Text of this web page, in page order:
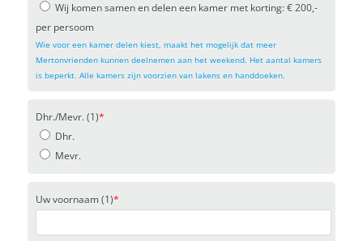
Wij komen samen en delen een kamer met korting: € 200,-
per persoom
Wie voor een kamer delen kiest, maakt het mogelijk dat meer
Mertonvrienden kunnen deelnemen aan het weekend. Het aantal kamers
is beperkt. Alle kamers zijn voorzien van lakens en handdoeken.
Dhr./Mevr. (1)*
Dhr.
Mevr.
Uw voornaam (1)*